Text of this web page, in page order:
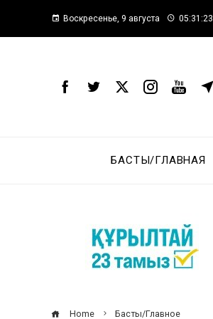
Воскресенье, 9 августа 05:31:24
БАСТЫ/ГЛАВНАЯ
Home Басты/Главное